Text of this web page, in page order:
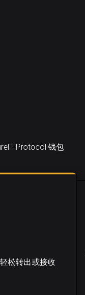
Protocol 钱包
松转出或接收